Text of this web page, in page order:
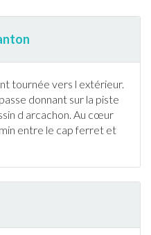
tournée vers l extérieur.
donnant sur la piste
d arcachon. Au cœur
entre le cap ferret et